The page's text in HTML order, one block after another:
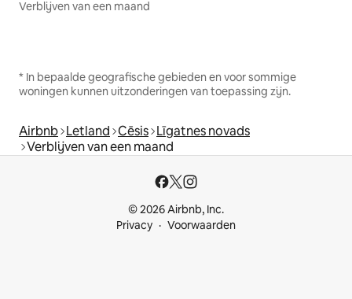
Verblijven van een maand
* In bepaalde geografische gebieden en voor sommige
woningen kunnen uitzonderingen van toepassing zijn.
Airbnb Letland Cēsis Līgatnes novads
Verblijven van een maand
© 2026 Airbnb, Inc.
Privacy
Voorwaarden